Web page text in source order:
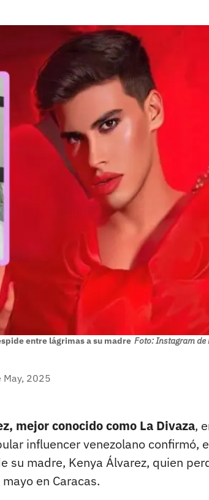
entre lágrimas a su madre Foto: Instagram de
May, 2025
mejor conocido como La Divaza,
influencer venezolano confirmó,
su madre, Kenya Álvarez, quien
en Caracas.